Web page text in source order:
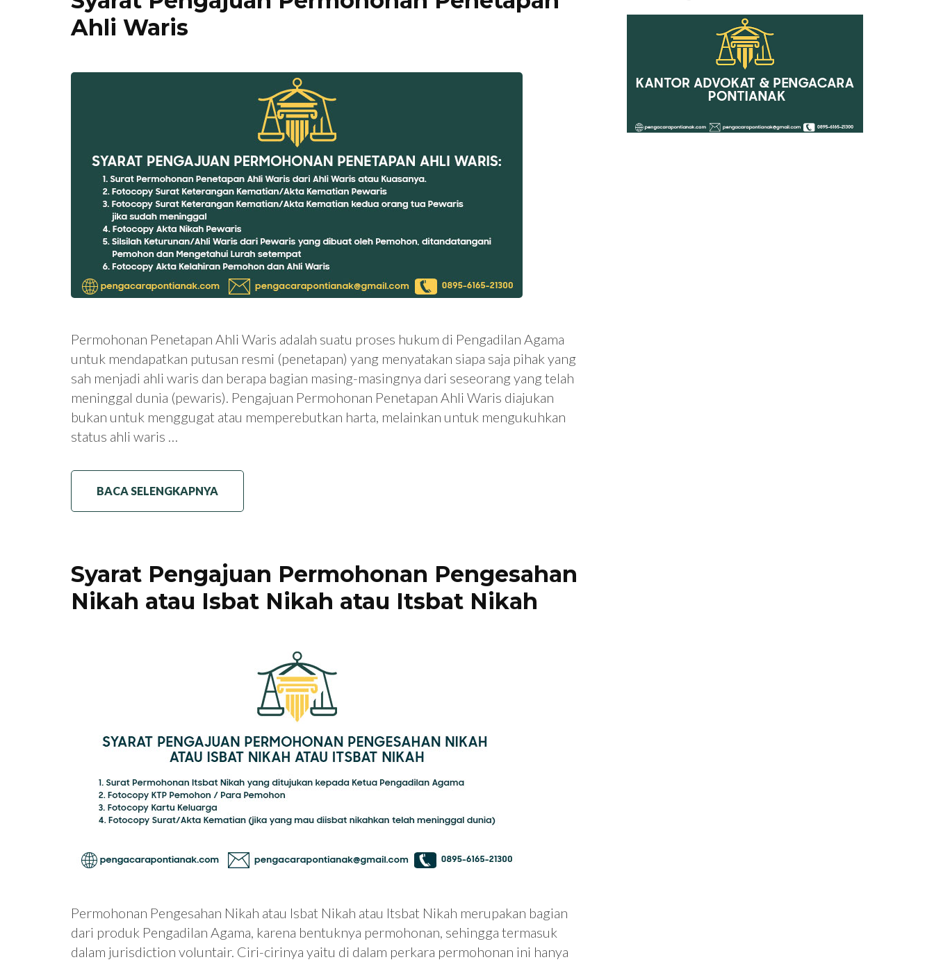
Ahli Waris
Permohonan Penetapan Ahli Waris adalah suatu proses hukum di Pengadilan Agama
untuk mendapatkan putusan resmi (penetapan) yang menyatakan siapa saja pihak yang
sah menjadi ahli waris dan berapa bagian masing-masingnya dari seseorang yang telah
meninggal dunia (pewaris). Pengajuan Permohonan Penetapan Ahli Waris diajukan
bukan untuk menggugat atau memperebutkan harta, melainkan untuk mengukuhkan
status ahli waris …
BACA SELENGKAPNYA
Syarat Pengajuan Permohonan Pengesahan
Nikah atau Isbat Nikah atau Itsbat Nikah
Permohonan Pengesahan Nikah atau Isbat Nikah atau Itsbat Nikah merupakan bagian
dari produk Pengadilan Agama, karena bentuknya permohonan, sehingga termasuk
dalam jurisdiction voluntair. Ciri-cirinya yaitu di dalam perkara permohonan ini hanya